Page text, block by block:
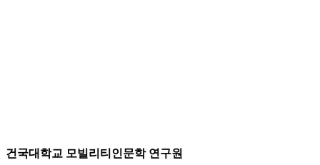
건국대학교 모빌리티인문학 연구원